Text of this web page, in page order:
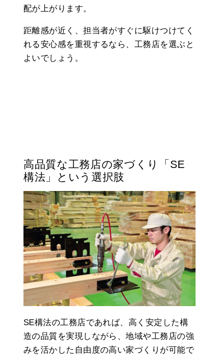
配が上がります。
距離感が近く、担当者がすぐに駆けつけてく
れる安心感を重視するなら、工務店を選ぶと
よいでしょう。
高品質な工務店の家づくり「SE
構法」という選択肢
SE構法の工務店であれば、高く安定した構
造の品質を実現しながら、地域や工務店の強
みを活かした自由度の高い家づくりが可能で